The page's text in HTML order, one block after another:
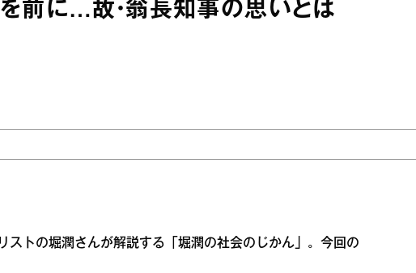
前に…故・翁長知事の思いとは
ストの堀潤さんが解説する「堀潤の社会のじかん」。今回の